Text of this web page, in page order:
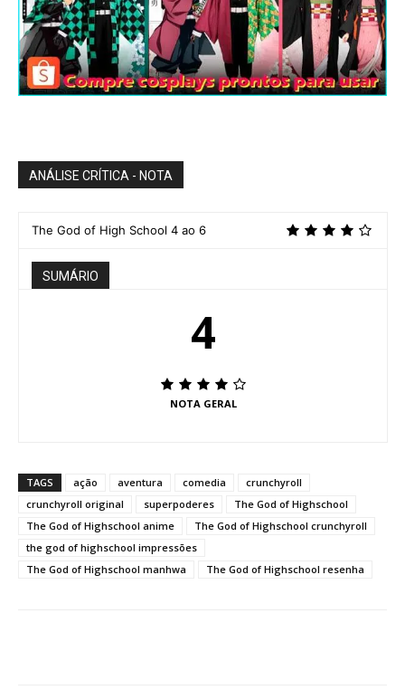
ANÁLISE CRÍTICA - NOTA
The God of High School 4 ao 6
SUMÁRIO
4
NOTA GERAL
TAGS ação aventura comedia
crunchyroll
crunchyroll original
superpoderes
The God of Highschool
The God of Highschool anime
The God of Highschool crunchyroll
the god of highschool impressões
The God of Highschool manhwa
The God of Highschool resenha